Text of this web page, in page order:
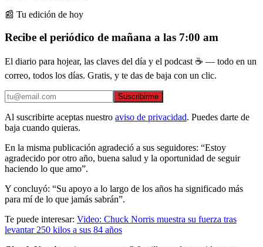
📰 Tu edición de hoy
Recibe el periódico de mañana a las 7:00 am
El diario para hojear, las claves del día y el podcast ☕ — todo en un
correo, todos los días. Gratis, y te das de baja con un clic.
Suscribirme
Al suscribirte aceptas nuestro aviso de privacidad. Puedes darte de
baja cuando quieras.
En la misma publicación agradeció a sus seguidores: “Estoy
agradecido por otro año, buena salud y la oportunidad de seguir
haciendo lo que amo”.
Y concluyó: “Su apoyo a lo largo de los años ha significado más
para mí de lo que jamás sabrán”.
Te puede interesar: Video: Chuck Norris muestra su fuerza tras
levantar 250 kilos a sus 84 años